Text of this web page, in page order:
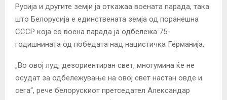
Русија и другите земји ја откажаа воената парада, така
што Белорусија е единствената земја од поранешна
СССР која со воена парада ја одбележа 75-
годишнината од победата над нацистичка Германија.
„Во овој луд, дезориентиран свет, многумина ќе не
осудат за одбележување на овој свет настан овде и
сега“, рече белорускиот претседател Александар